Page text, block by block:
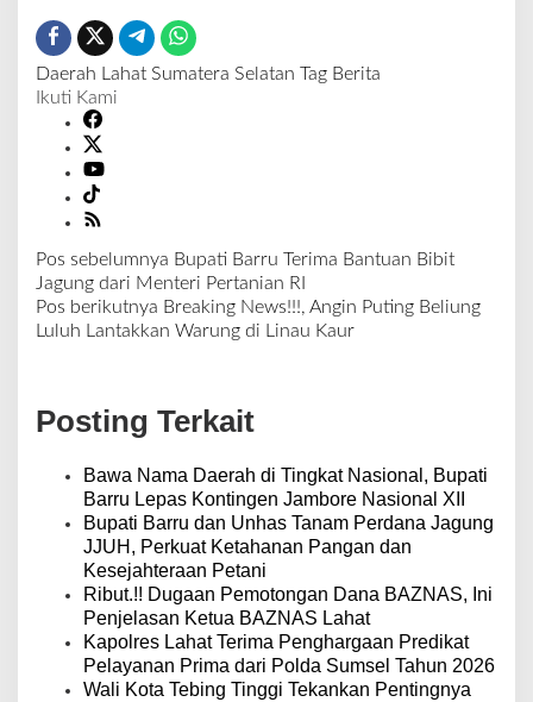
Daerah Lahat Sumatera Selatan Tag Berita
Ikuti Kami
N
a
v
a
s
Pos sebelumnya Bupati Barru Terima Bantuan Bibit
Jagung dari Menteri Pertanian RI
Pos berikutnya Breaking News!!!, Angin Puting Beliung
Luluh Lantakkan Warung di Linau Kaur
Posting Terkait
Bawa Nama Daerah di Tingkat Nasional, Bupati
Barru Lepas Kontingen Jambore Nasional XII
Bupati Barru dan Unhas Tanam Perdana Jagung
JJUH, Perkuat Ketahanan Pangan dan
Kesejahteraan Petani
Ribut.!! Dugaan Pemotongan Dana BAZNAS, Ini
Penjelasan Ketua BAZNAS Lahat
Kapolres Lahat Terima Penghargaan Predikat
Pelayanan Prima dari Polda Sumsel Tahun 2026
Wali Kota Tebing Tinggi Tekankan Pentingnya